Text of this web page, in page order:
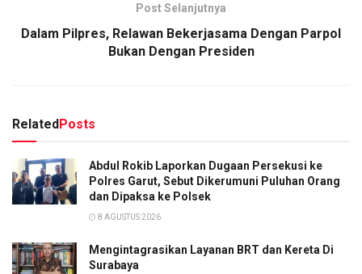
Post Selanjutnya
Dalam Pilpres, Relawan Bekerjasama Dengan Parpol
Bukan Dengan Presiden
RelatedPosts
Abdul Rokib Laporkan Dugaan Persekusi ke
Polres Garut, Sebut Dikerumuni Puluhan Orang
dan Dipaksa ke Polsek
8 AGUSTUS 2026
Mengintagrasikan Layanan BRT dan Kereta Di
Surabaya